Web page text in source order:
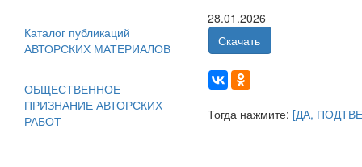
Каталог публикаций
АВТОРСКИХ МАТЕРИАЛОВ
ОБЩЕСТВЕННОЕ
ПРИЗНАНИЕ АВТОРСКИХ
РАБОТ
28.01.2026
Скачать
Тогда нажмите: [ДА,